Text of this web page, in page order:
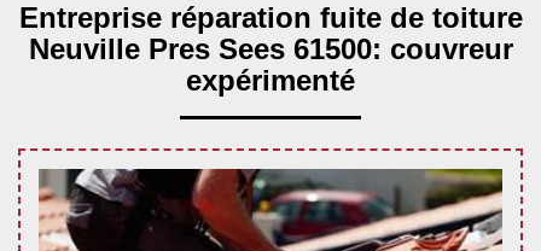
Entreprise réparation fuite de toiture
Neuville Pres Sees 61500: couvreur
expérimenté